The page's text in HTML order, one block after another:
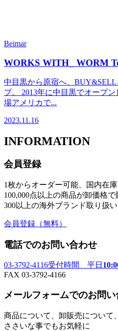
Beimar
WORKS WITH_ WORM
中目黒から原宿へ、
プ。 2013年に中目黒でオープ
場アメリカで...
2023.11.16
INFORMATION
会員登録
1枚からオーダー可能、国内在
100,000点以上の商品が卸価格で
300以上の海外ブランド取り扱い
会員登録 （無料）
電話でのお問い合わせ
03-3792-4116受付時間 平日
FAX 03-3792-4166
メールフォームでのお問
商品について、卸販売について、
ささいな事でもお気軽に